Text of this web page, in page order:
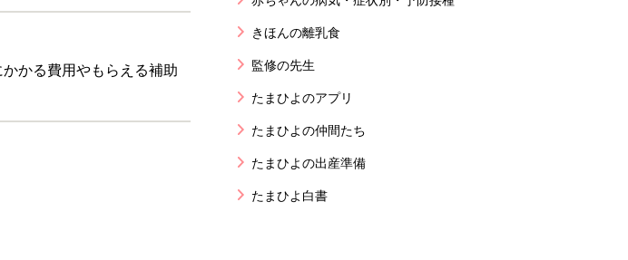
かる費用やもらえる補助
きほんの離乳食
監修の先生
たまひよのアプリ
たまひよの仲間たち
たまひよの出産準備
たまひよ白書